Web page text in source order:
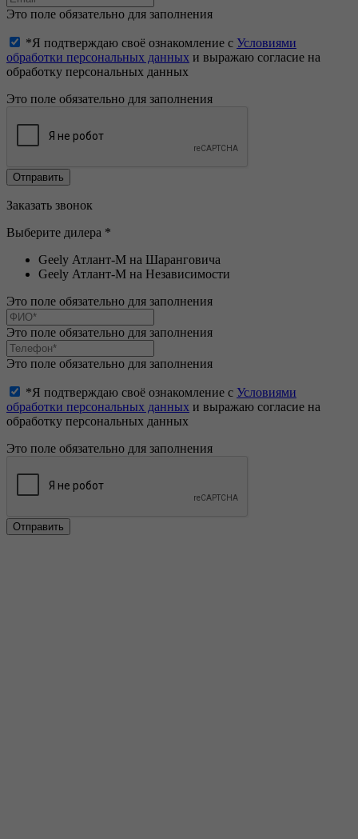
Это поле обязательно для заполнения
*Я подтверждаю своё ознакомление с Условиями
обработки персональных данных и выражаю согласие на
обработку персональных данных
Это поле обязательно для заполнения
Заказать звонок
Выберите дилера *
Geely Атлант-М на Шаранговича
Geely Атлант-М на Независимости
Это поле обязательно для заполнения
Это поле обязательно для заполнения
Это поле обязательно для заполнения
*Я подтверждаю своё ознакомление с Условиями
обработки персональных данных и выражаю согласие на
обработку персональных данных
Это поле обязательно для заполнения